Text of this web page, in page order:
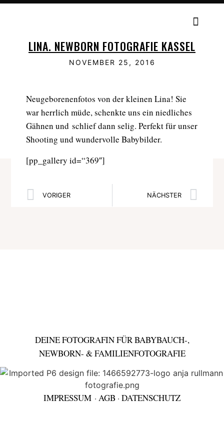
LINA. NEWBORN FOTOGRAFIE KASSEL
NOVEMBER 25, 2016
Neugeborenenfotos von der kleinen Lina! Sie
war herrlich müde, schenkte uns ein niedliches
Gähnen und schlief dann selig. Perfekt für unser
Shooting und wundervolle Babybilder.
[pp_gallery id=“369″]
VORIGER NÄCHSTER
DEINE FOTOGRAFIN FÜR BABYBAUCH-,
NEWBORN- & FAMILIENFOTOGRAFIE
IMPRESSUM · AGB · DATENSCHUTZ